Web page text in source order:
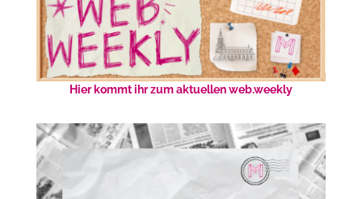
Hier kommt ihr zum aktuellen web.weekly